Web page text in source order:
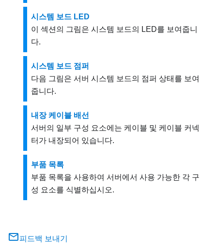
시스템 보드 LED
이 섹션의 그림은 시스템 보드의 LED를 보여줍니
다.
시스템 보드 점퍼
다음 그림은 서버 시스템 보드의 점퍼 상태를 보여
줍니다.
내장 케이블 배선
서버의 일부 구성 요소에는 케이블 및 케이블 커넥
터가 내장되어 있습니다.
부품 목록
부품 목록을 사용하여 서버에서 사용 가능한 각 구
성 요소를 식별하십시오.
피드백 보내기